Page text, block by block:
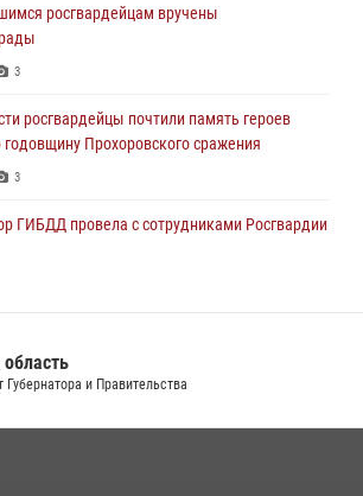
история подполковника милиции в
(видео)
росгвардейцам вручены
3
росгвардейцы почтили память героев
Прохоровского сражения
3
ГИБДД провела с сотрудниками Росгвардии
в эфире радио «России - Белгород»
и Правительства